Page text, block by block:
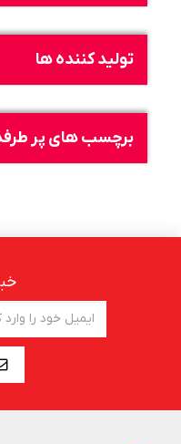
تولید کننده ها
برچسب های پر